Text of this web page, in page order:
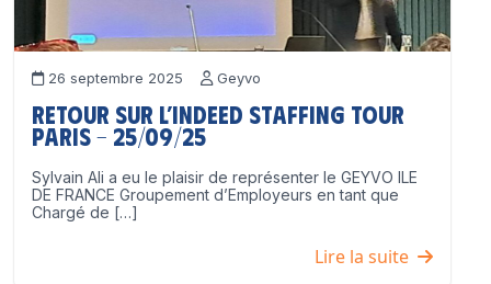
26 septembre 2025 Geyvo
Retour sur l’Indeed Staffing Tour
Paris – 25/09/25
Sylvain Ali a eu le plaisir de représenter le GEYVO ILE
DE FRANCE Groupement d’Employeurs en tant que
Chargé de […]
Lire la suite